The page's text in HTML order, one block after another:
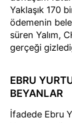
Yaklaşık 170
ödemenin
süren Yalım,
gerçeği
EBRU
BEYANLAR
İfadede Ebru